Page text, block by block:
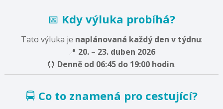
📅 Kdy výluka probíhá?
Tato výluka je naplánovaná každý den v týdnu:
📍 20. – 23. duben 2026
⏰ Denně od 06:45 do 19:00 hodin.
🚍 Co to znamená pro cestující?